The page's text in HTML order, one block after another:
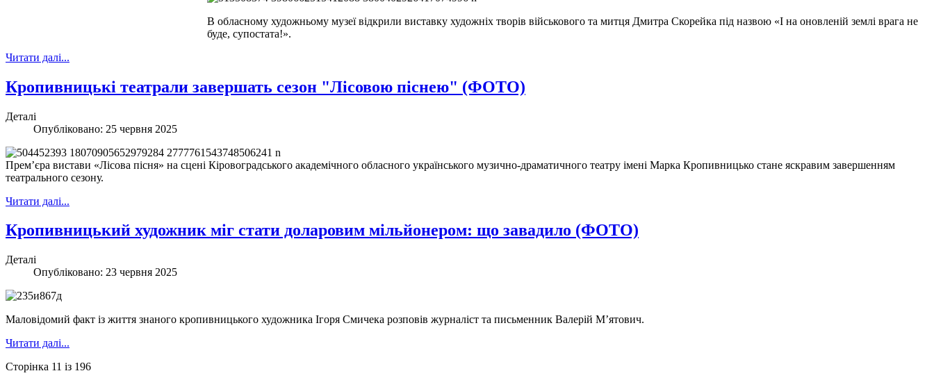
В обласному художньому музеї відкрили виставку художніх творів військового та митця Дмитра Скорейка під назвою «І на оновленій землі врага не
буде, супостата!».
Читати далі...
Кропивницькі театрали завершать сезон "Лісовою піснею" (ФОТО)
Деталі
Опубліковано: 25 червня 2025
Прем’єра вистави «Лісова пісня» на сцені Кіровоградського академічного обласного українського музично-драматичного театру імені Марка Кропивницько стане яскравим завершенням
театрального сезону.
Читати далі...
Кропивницький художник міг стати доларовим мільйонером: що завадило (ФОТО)
Деталі
Опубліковано: 23 червня 2025
Маловідомий факт із життя знаного кропивницького художника Ігоря Смичека розповів журналіст та письменник Валерій М’ятович.
Читати далі...
Сторінка 11 із 196